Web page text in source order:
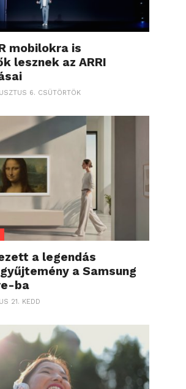
mobilokra is
lesznek az ARRI
6. CSÜTÖRTÖK
a legendás
a Samsung
ba
21. KEDD